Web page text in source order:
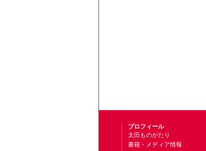
プロフィール
太田ものがたり
書籍・メディア情報